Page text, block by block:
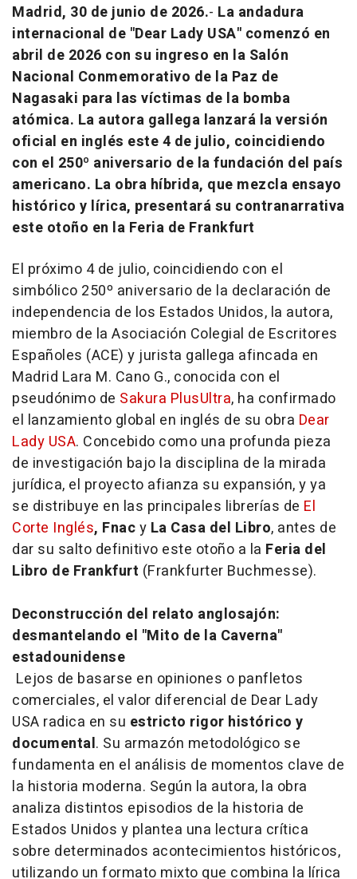
Madrid, 30 de junio de 2026.- La andadura
internacional de "Dear Lady USA" comenzó en
abril de 2026 con su ingreso en la Salón
Nacional Conmemorativo de la Paz de
Nagasaki para las víctimas de la bomba
atómica. La autora gallega lanzará la versión
oficial en inglés este 4 de julio, coincidiendo
con el 250º aniversario de la fundación del país
americano. La obra híbrida, que mezcla ensayo
histórico y lírica, presentará su contranarrativa
este otoño en la Feria de Frankfurt
El próximo 4 de julio, coincidiendo con el
simbólico 250º aniversario de la declaración de
independencia de los Estados Unidos, la autora,
miembro de la Asociación Colegial de Escritores
Españoles (ACE) y jurista gallega afincada en
Madrid Lara M. Cano G., conocida con el
pseudónimo de Sakura PlusUltra, ha confirmado
el lanzamiento global en inglés de su obra Dear
Lady USA. Concebido como una profunda pieza
de investigación bajo la disciplina de la mirada
jurídica, el proyecto afianza su expansión, y ya
se distribuye en las principales librerías de El
Corte Inglés, Fnacy La Casa del Libro, antes de
dar su salto definitivo este otoño a la Feria del
Libro de Frankfurt (Frankfurter Buchmesse).
Deconstrucción del relato anglosajón:
desmantelando el "Mito de la Caverna"
estadounidense
Lejos de basarse en opiniones o panfletos
comerciales, el valor diferencial de Dear Lady
USA radica en su estricto rigor histórico y
documental. Su armazón metodológico se
fundamenta en el análisis de momentos clave de
la historia moderna. Según la autora, la obra
analiza distintos episodios de la historia de
Estados Unidos y plantea una lectura crítica
sobre determinados acontecimientos históricos,
utilizando un formato mixto que combina la lírica